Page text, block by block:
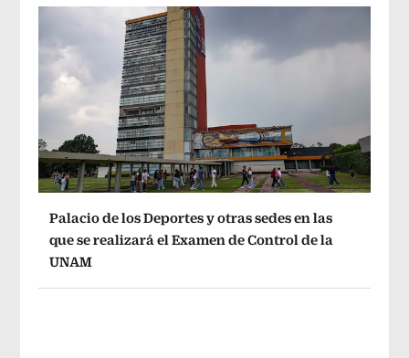
Palacio de los Deportes y otras sedes en las
que se realizará el Examen de Control de la
UNAM